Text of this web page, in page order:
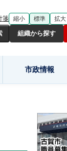
箋 縮小 標準 拡大
組織から探す
市政情報